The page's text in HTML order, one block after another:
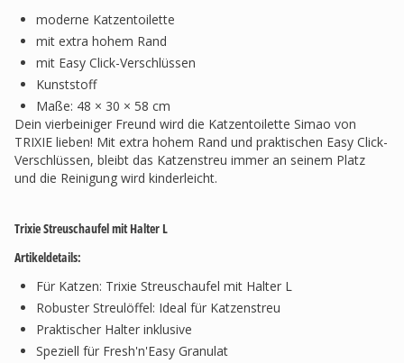
moderne Katzentoilette
mit extra hohem Rand
mit Easy Click-Verschlüssen
Kunststoff
Maße: 48 × 30 × 58 cm
Dein vierbeiniger Freund wird die Katzentoilette Simao von
TRIXIE lieben! Mit extra hohem Rand und praktischen Easy Click-
Verschlüssen, bleibt das Katzenstreu immer an seinem Platz
und die Reinigung wird kinderleicht.
Trixie Streuschaufel mit Halter L
Artikeldetails:
Für Katzen: Trixie Streuschaufel mit Halter L
Robuster Streulöffel: Ideal für Katzenstreu
Praktischer Halter inklusive
Speziell für Fresh'n'Easy Granulat